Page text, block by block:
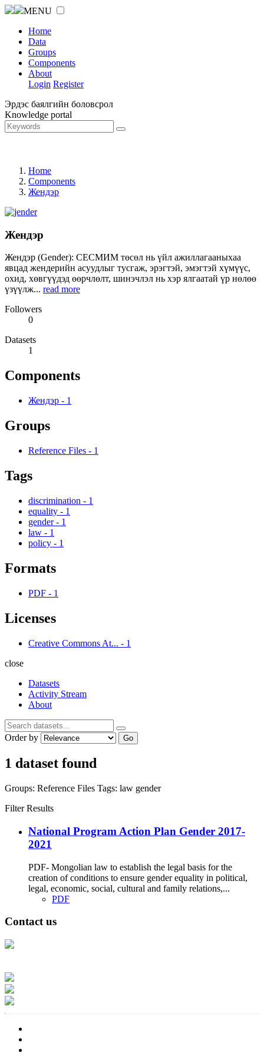
MENU
Home
Data
Groups
Components
About
Login Register
Эрдэс баялгийн боловсрол
Knowledge portal
Home
Components
Жендэр
Жендэр
Жендэр (Gender): СЕСМИМ төсөл нь үйл ажиллагааныхаа
явцад жендерийн асуудлыг тусгаж, эрэгтэй, эмэгтэй хүмүүс,
охид, хөвгүүдэд өөрчлөлт, шинэчлэл нь хэр ялгаатай үр нөлөө
үзүүлж... read more
Followers
0
Datasets
1
Components
Жендэр - 1
Groups
Reference Files - 1
Tags
discrimination - 1
equality - 1
gender - 1
law - 1
policy - 1
Formats
PDF - 1
Licenses
Creative Commons At... - 1
close
Datasets
Activity Stream
About
Order by Go
1 dataset found
Groups: Reference Files Tags: law gender
Filter Results
National Program Action Plan Gender 2017-
2021
PDF- Mongolian law to establish the legal basis for the
creation of conditions to ensure gender equality in political,
legal, economic, social, cultural and family relations,...
PDF
Contact us